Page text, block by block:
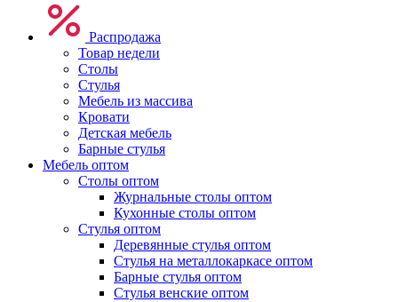
Распродажа
Товар недели
Столы
Стулья
Мебель из массива
Кровати
Детская мебель
Барные стулья
Мебель оптом
Столы оптом
Журнальные столы оптом
Кухонные столы оптом
Стулья оптом
Деревянные стулья оптом
Стулья на металлокаркасе оптом
Барные стулья оптом
Стулья венские оптом